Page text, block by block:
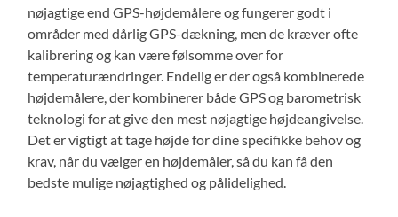
nøjagtige end GPS-højdemålere og fungerer godt i
områder med dårlig GPS-dækning, men de kræver ofte
kalibrering og kan være følsomme over for
temperaturændringer. Endelig er der også kombinerede
højdemålere, der kombinerer både GPS og barometrisk
teknologi for at give den mest nøjagtige højdeangivelse.
Det er vigtigt at tage højde for dine specifikke behov og
krav, når du vælger en højdemåler, så du kan få den
bedste mulige nøjagtighed og pålidelighed.